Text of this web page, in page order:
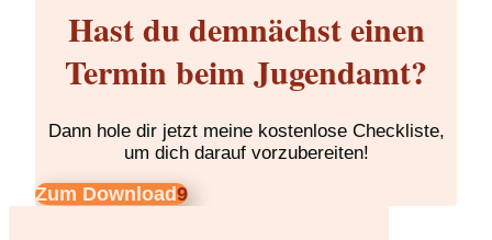
Hast du demnächst einen
Termin beim Jugendamt?
Dann hole dir jetzt meine kostenlose Checkliste,
um dich darauf vorzubereiten!
Zum Download